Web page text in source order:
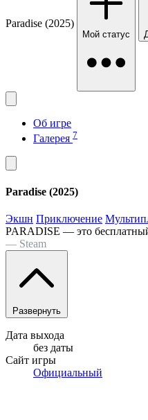
Paradise (2025)
Мой статус
Об игре
Галерея 7
Paradise (2025)
Экшн Приключение
PARADISE — это
— Steam
Развернуть
Дата выхода
без даты
Сайт игры
Официальный